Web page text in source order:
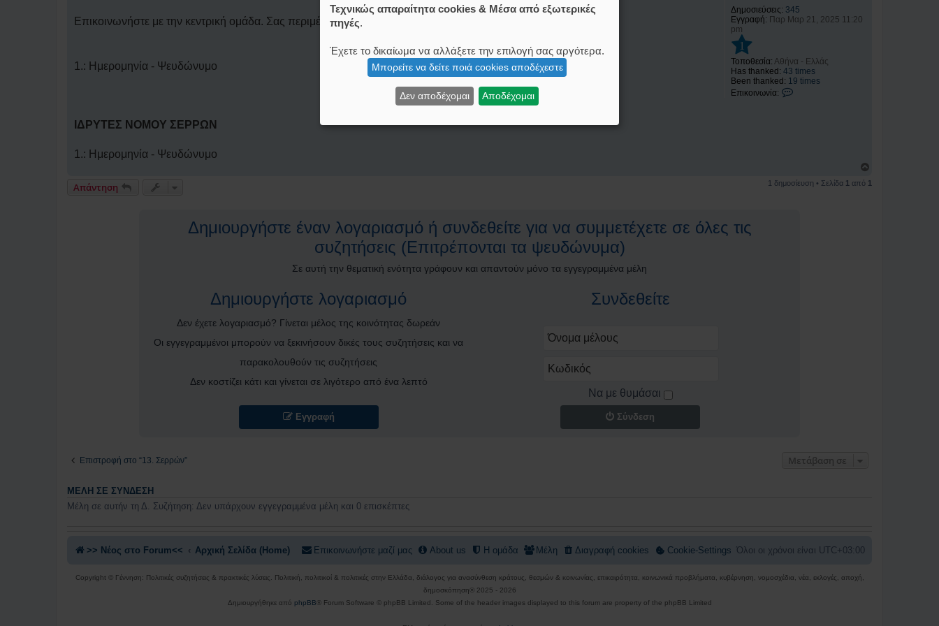
Δημοσιεύσεις: 345
Εγγραφή: Παρ Μαρ 21, 2025 11:20
pm
1
Τοποθεσία: Αθήνα - Ελλάς
Has thanked: 43 times
Been thanked: 19 times
Επικοινωνία:
ί
α
η
ε
Επικοινωνήστε με την κεντρική ομάδα. Σας περιμένουμε :memberlist.php?mode=contactadmin
1.: Ημερομηνία - Ψευδώνυμο
ΙΔΡΥΤΕΣ ΝΟΜΟΥ ΣΕΡΡΩΝ
1.: Ημερομηνία - Ψευδώνυμο
ρ
Απάντηση 1 δημοσίευση • Σελίδα 1 από 1
Δημιουργήστε έναν λογαριασμό ή συνδεθείτε για να συμμετέχετε σε όλες τις
συζητήσεις (Επιτρέπονται τα ψευδώνυμα)
Σε αυτή την θεματική ενότητα γράφουν και απαντούν μόνο τα εγγεγραμμένα μέλη
Δημιουργήστε λογαριασμό
Δεν έχετε λογαριασμό? Γίνεται μέλος της κοινότητας δωρεάν
Οι εγγεγραμμένοι μπορούν να ξεκινήσουν δικές τους συζητήσεις και να
παρακολουθούν τις συζητήσεις
Δεν κοστίζει κάτι και γίνεται σε λιγότερο από ένα λεπτό
Εγγραφή
Συνδεθείτε
Να με θυμάσαι
Σύνδεση
Επιστροφή στο “13. Σερρών” Μετάβαση σε
ΜΈΛΗ ΣΕ ΣΎΝΔΕΣΗ
Μέλη σε αυτήν τη Δ. Συζήτηση: Δεν υπάρχουν εγγεγραμμένα μέλη και 0 επισκέπτες
>> Nέος στο Forum<< Αρχική Σελίδα (Home) Όλοι οι χρόνοι είναι UTC+03:00
Cookie-Settings
Διαγραφή cookies
Μέλη
Η ομάδα
About us
Επικοινωνήστε μαζί μας
Copyright © Γέννηση: Πολιτικές συζητήσεις & πρακτικές λύσεις. Πολιτική, πολιτικοί & πολιτικές στην Ελλάδα, διάλογος για ανασύνθεση κράτους, θεσμών & κοινωνίας, επικαιρότητα, κοινωνικά προβλήματα, κυβέρνηση, νομοσχέδια, νέα, εκλογές, αποχή,
δημοσκόπηση® 2025 - 2026
Δημιουργήθηκε από phpBB ® Forum Software © phpBB Limited. Some of the header images displayed to this forum are property of the phpBB Limited
Τεχνικώς απαραίτητα cookies & Μέσα από εξωτερικές
πηγές.
Έχετε το δικαίωμα να αλλάξετε την επιλογή σας αργότερα.
Μπορείτε να δείτε ποιά cookies αποδέχεστε
Δεν αποδέχομαι Αποδέχομαι